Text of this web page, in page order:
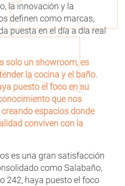
la innovación y la
definen como marcas,
puesta en el día a día real
solo un showroom, es
la cocina y el baño.
puesto el foco en su
que nos
espacios donde
conviven con la
es una gran satisfacción
como Salabaño,
242, haya puesto el foco